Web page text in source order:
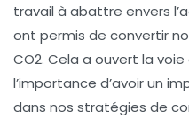
travail à abattre envers
ont permis de convertir
CO2. Cela a ouvert la
l’importance d’avoir un
dans nos stratégies de